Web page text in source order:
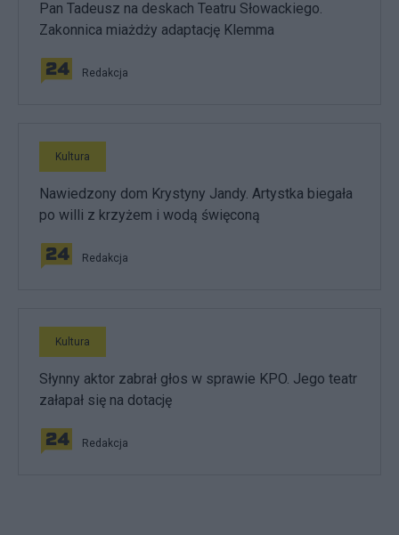
Pan Tadeusz na deskach Teatru Słowackiego.
Zakonnica miażdży adaptację Klemma
Redakcja
Kultura
Nawiedzony dom Krystyny Jandy. Artystka biegała
po willi z krzyżem i wodą święconą
Redakcja
Kultura
Słynny aktor zabrał głos w sprawie KPO. Jego teatr
załapał się na dotację
Redakcja